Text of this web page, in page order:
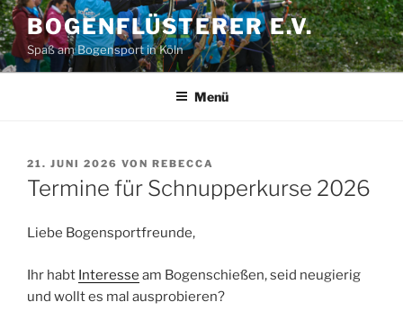
Zum
Inhalt
springen
BOGENFLÜSTERER E.V.
Spaß am Bogensport in Köln
Menü
VERÖFFENTLICHT
AM
21. JUNI 2026 VON REBECCA
Termine für Schnupperkurse 2026
Liebe Bogensportfreunde,
Ihr habt Interesse am Bogenschießen, seid neugierig
und wollt es mal ausprobieren?